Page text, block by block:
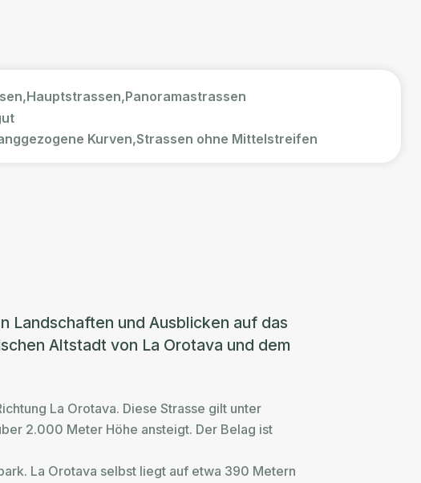
Hauptstrassen,Panoramastrassen
Kurven,Strassen ohne Mittelstreifen
Landschaften und Ausblicken auf das
Altstadt von La Orotava und dem
La Orotava. Diese Strasse gilt unter
2.000 Meter Höhe ansteigt. Der Belag ist
La Orotava selbst liegt auf etwa 390 Metern